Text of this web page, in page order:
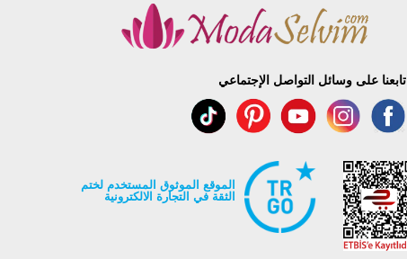
تابعنا على وسائل التواصل الإجتماعي
الموقع الموثوق المستخدم لختم
الثقة في التجارة الالكترونية